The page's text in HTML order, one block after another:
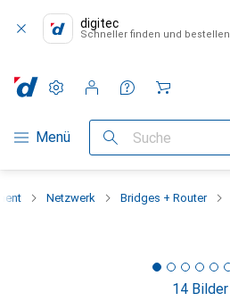
digitec
Schneller finden und bestellen
Navigation nach Kategorien
Menü Suche
Einstellungen
Kundenkonto
Vergleichslisten
Merklisten
Warenkorb
Netzwerk Bridges + Router
14 Bilder